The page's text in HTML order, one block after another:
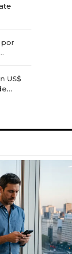
por
US$